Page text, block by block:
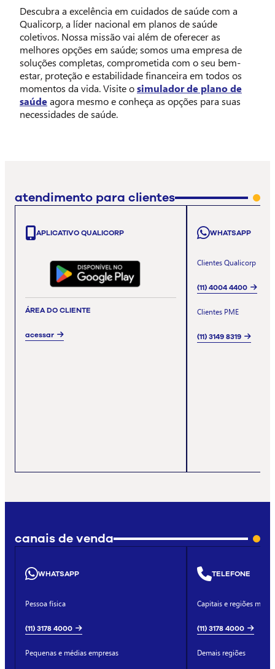
Descubra a excelência em cuidados de saúde com a
Qualicorp, a líder nacional em planos de saúde
coletivos. Nossa missão vai além de oferecer as
melhores opções em saúde; somos uma empresa de
soluções completas, comprometida com o seu bem-
estar, proteção e estabilidade financeira em todos os
momentos da vida. Visite osimulador de plano de
saúdeagora mesmo e conheça as opções para suas
necessidades de saúde.
atendimento para clientes
APLICATIVO QUALICORP
ÁREA DO CLIENTE
acessar
WHATSAPP
Clientes Qualicorp
(11) 4004 4400
Clientes PME
(11) 3149 8319
canais de venda
WHATSAPP
Pessoa física
(11) 3178 4000
Pequenas e médias empresas
TELEFONE
Capitais e regiões
(11) 3178 4000
Demais regiões